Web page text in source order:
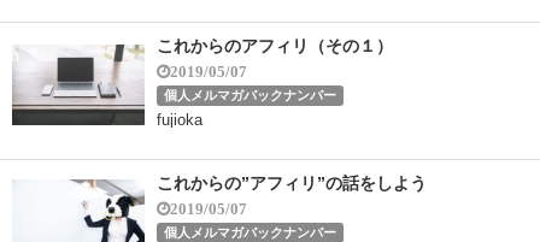
これからのアフィリ（その１）
2019/05/07
個人メルマガバックナンバー
fujioka
これからの”アフィリ”の話をしよう
2019/05/07
個人メルマガバックナンバー